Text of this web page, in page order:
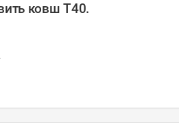
ковш Т40.